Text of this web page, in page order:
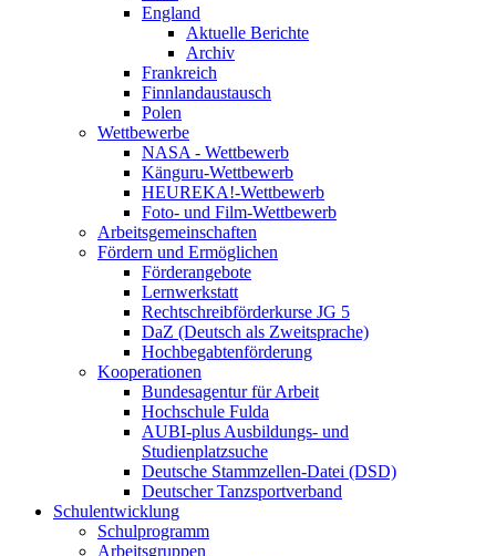
England
Aktuelle Berichte
Archiv
Frankreich
Finnlandaustausch
Polen
Wettbewerbe
NASA - Wettbewerb
Känguru-Wettbewerb
HEUREKA!-Wettbewerb
Foto- und Film-Wettbewerb
Arbeitsgemeinschaften
Fördern und Ermöglichen
Förderangebote
Lernwerkstatt
Rechtschreibförderkurse JG 5
DaZ (Deutsch als Zweitsprache)
Hochbegabtenförderung
Kooperationen
Bundesagentur für Arbeit
Hochschule Fulda
AUBI-plus Ausbildungs- und
Studienplatzsuche
Deutsche Stammzellen-Datei (DSD)
Deutscher Tanzsportverband
Schulentwicklung
Schulprogramm
Arbeitsgruppen